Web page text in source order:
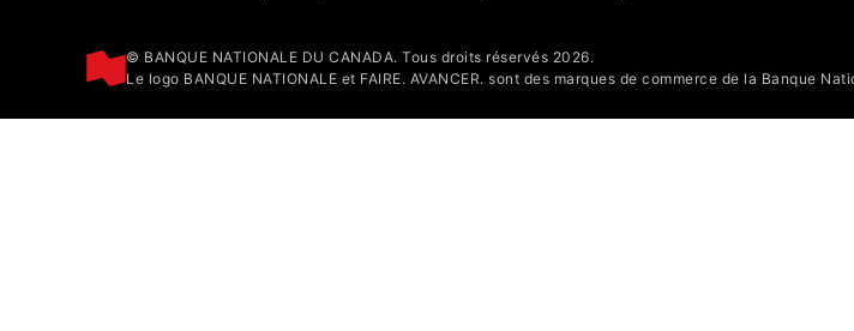
© BANQUE NATIONALE DU CANADA. Tous droits réservés 2026.
Le logo BANQUE NATIONALE et FAIRE. AVANCER. sont des marques de commerce de la Banque